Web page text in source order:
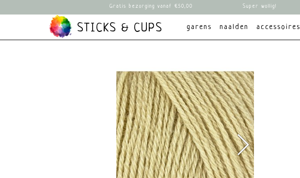
Gratis bezorging vanaf €50,00 Super wollig!
STICKS & CUPS garens naalden accessoires